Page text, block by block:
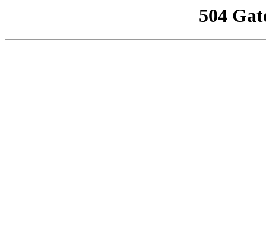
504